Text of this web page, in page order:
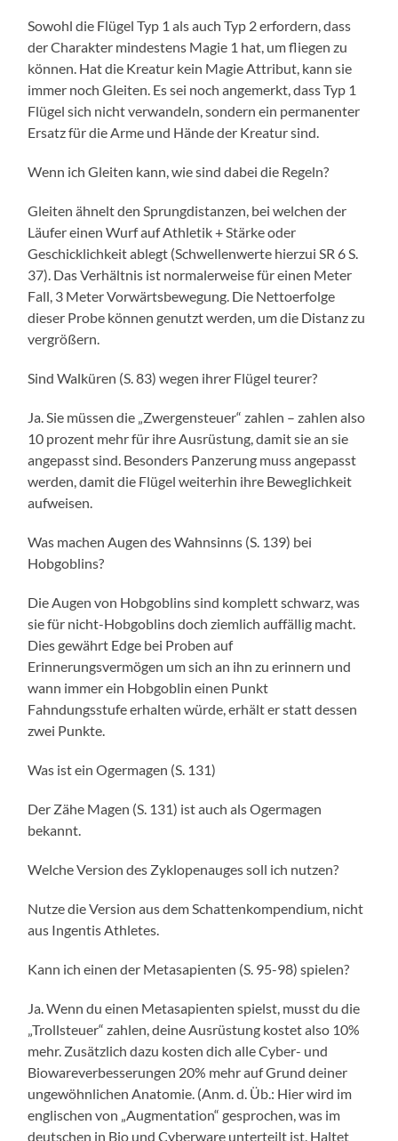
Sowohl die Flügel Typ 1 als auch Typ 2 erfordern, dass
der Charakter mindestens Magie 1 hat, um fliegen zu
können. Hat die Kreatur kein Magie Attribut, kann sie
immer noch Gleiten. Es sei noch angemerkt, dass Typ 1
Flügel sich nicht verwandeln, sondern ein permanenter
Ersatz für die Arme und Hände der Kreatur sind.
Wenn ich Gleiten kann, wie sind dabei die Regeln?
Gleiten ähnelt den Sprungdistanzen, bei welchen der
Läufer einen Wurf auf Athletik + Stärke oder
Geschicklichkeit ablegt (Schwellenwerte hierzui SR 6 S.
37). Das Verhältnis ist normalerweise für einen Meter
Fall, 3 Meter Vorwärtsbewegung. Die Nettoerfolge
dieser Probe können genutzt werden, um die Distanz zu
vergrößern.
Sind Walküren (S. 83) wegen ihrer Flügel teurer?
Ja. Sie müssen die „Zwergensteuer“ zahlen – zahlen also
10 prozent mehr für ihre Ausrüstung, damit sie an sie
angepasst sind. Besonders Panzerung muss angepasst
werden, damit die Flügel weiterhin ihre Beweglichkeit
aufweisen.
Was machen Augen des Wahnsinns (S. 139) bei
Hobgoblins?
Die Augen von Hobgoblins sind komplett schwarz, was
sie für nicht-Hobgoblins doch ziemlich auffällig macht.
Dies gewährt Edge bei Proben auf
Erinnerungsvermögen um sich an ihn zu erinnern und
wann immer ein Hobgoblin einen Punkt
Fahndungsstufe erhalten würde, erhält er statt dessen
zwei Punkte.
Was ist ein Ogermagen (S. 131)
Der Zähe Magen (S. 131) ist auch als Ogermagen
bekannt.
Welche Version des Zyklopenauges soll ich nutzen?
Nutze die Version aus dem Schattenkompendium, nicht
aus Ingentis Athletes.
Kann ich einen der Metasapienten (S. 95-98) spielen?
Ja. Wenn du einen Metasapienten spielst, musst du die
„Trollsteuer“ zahlen, deine Ausrüstung kostet also 10%
mehr. Zusätzlich dazu kosten dich alle Cyber- und
Biowareverbesserungen 20% mehr auf Grund deiner
ungewöhnlichen Anatomie. (Anm. d. Üb.: Hier wird im
englischen von „Augmentation“ gesprochen, was im
deutschen in Bio und Cyberware unterteilt ist. Haltet